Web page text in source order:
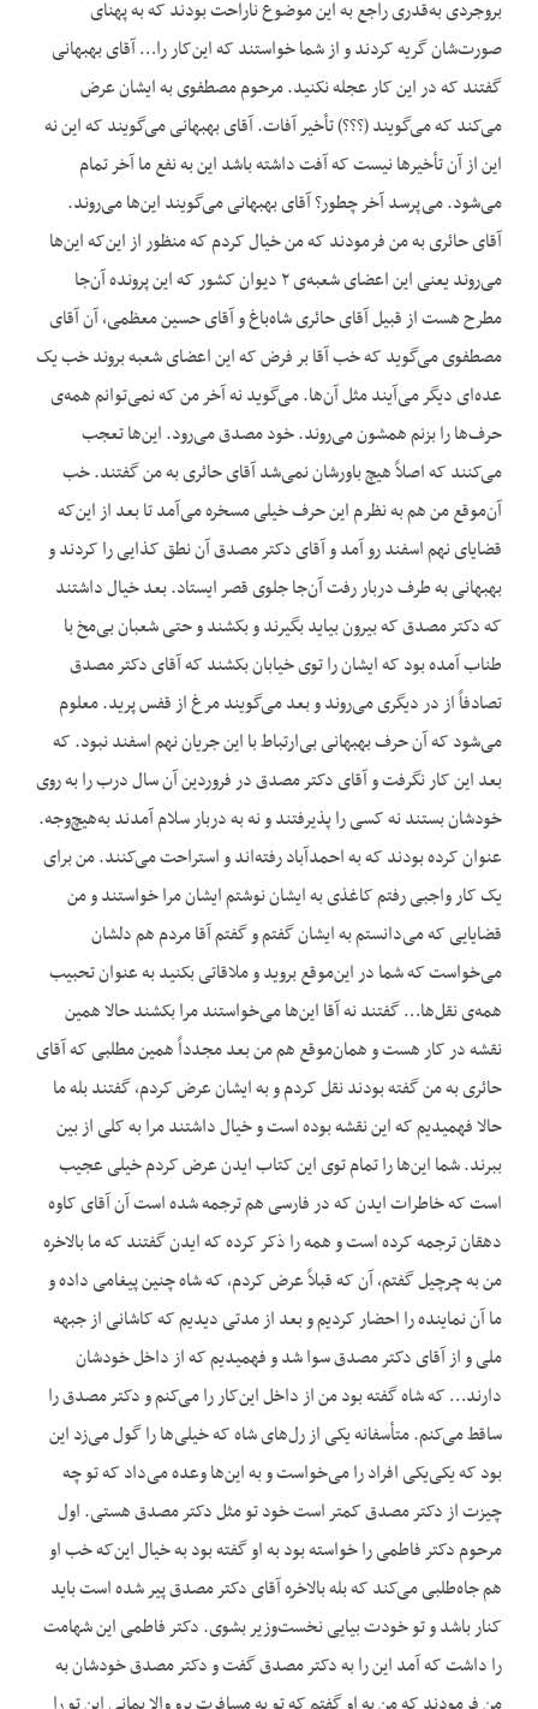
بروجردی به‌قدری راجع به این موضوع ناراحت بودند که به پهنای
صورت‌شان گریه کردند و از شما خواستند که این‌کار را… آقای بهبهانی
گفتند که در این کار عجله نکنید. مرحوم مصطفوی به ایشان عرض
می‌کند که می‌گویند (؟؟؟) تأخیر آفات. آقای بهبهانی می‌گویند که این نه
این از آن تأخیرها نیست که آفت داشته باشد این به نفع ما آخر تمام
می‌شود. می‌پرسد آخر چطور؟ آقای بهبهانی می‌گویند این‌ها می‌روند.
آقای حائری به من فرمودند که من خیال کردم که منظور از این‌که این‌ها
می‌روند یعنی این اعضای شعبه‌ی ۲ دیوان کشور که این پرونده آن‌جا
مطرح هست از قبیل آقای حائری شاه‌باغ و آقای حسین معظمی، آن آقای
مصطفوی می‌گوید که خب آقا بر فرض که این اعضای شعبه بروند خب یک
عده‌ای دیگر می‌آیند مثل آن‌ها. می‌گوید نه آخر من که نمی‌توانم همه‌ی
حرف‌ها را بزنم همشون می‌روند. خود مصدق می‌رود. این‌ها تعجب
می‌کنند که اصلاً هیچ باورشان نمی‌شد آقای حائری به من گفتند. خب
آن‌موقع من هم به نظرم این حرف خیلی مسخره می‌آمد تا بعد از این‌که
قضایای نهم اسفند رو آمد و آقای دکتر مصدق آن نطق کذایی را کردند و
بهبهانی به طرف دربار رفت آن‌جا جلوی قصر ایستاد. بعد خیال داشتند
که دکتر مصدق که بیرون بیاید بگیرند و بکشند و حتی شعبان بی‌مخ با
طناب آمده بود که ایشان را توی خیابان بکشند که آقای دکتر مصدق
تصادفاً از در دیگری می‌روند و بعد می‌گویند مرغ از قفس پرید. معلوم
می‌شود که آن حرف بهبهانی بی‌ارتباط با این جریان نهم اسفند نبود. که
بعد این کار نگرفت و آقای دکتر مصدق در فروردین آن سال درب را به روی
خودشان بستند نه کسی را پذیرفتند و نه به دربار سلام آمدند به‌هیچ‌وجه.
عنوان کرده بودند که به احمدآباد رفته‌اند و استراحت می‌کنند. من برای
یک کار واجبی رفتم کاغذی به ایشان نوشتم ایشان مرا خواستند و من
قضایایی که می‌دانستم به ایشان گفتم و گفتم آقا مردم هم دلشان
می‌خواست که شما در این‌موقع بروید و ملاقاتی بکنید به عنوان تحبیب
همه‌ی نقل‌ها… گفتند نه آقا این‌ها می‌خواستند مرا بکشند حالا همین
نقشه در کار هست و همان‌موقع هم من بعد مجدداً همین مطلبی که آقای
حائری به من گفته بودند نقل کردم و به ایشان عرض کردم، گفتند بله ما
حالا فهمیدیم که این نقشه بوده است و خیال داشتند مرا به کلی از بین
ببرند. شما این‌ها را تمام توی این کتاب ایدن عرض کردم خیلی عجیب
است که خاطرات ایدن که در فارسی هم ترجمه شده است آن آقای کاوه
دهقان ترجمه کرده است و همه را ذکر کرده که ایدن گفتند که ما بالاخره
من به چرچیل گفتم، آن که قبلاً عرض کردم، که شاه چنین پیغامی داده و
ما آن نماینده را احضار کردیم و بعد از مدتی دیدیم که کاشانی از جبهه
ملی و از آقای دکتر مصدق سوا شد و فهمیدیم که از داخل خودشان
دارند… که شاه گفته بود من از داخل این‌کار را می‌کنم و دکتر مصدق را
ساقط می‌کنم. متأسفانه یکی از رل‌های شاه که خیلی‌ها را گول می‌زد این
بود که یکی‌یکی افراد را می‌خواست و به این‌ها وعده می‌داد که تو چه
چیزت از دکتر مصدق کمتر است خود تو مثل دکتر مصدق هستی. اول
مرحوم دکتر فاطمی را خواسته بود به او گفته بود به خیال این‌که خب او
هم جاه‌طلبی می‌کند که بله بالاخره آقای دکتر مصدق پیر شده است باید
کنار باشد و تو خودت بیایی نخست‌وزیر بشوی. دکتر فاطمی این شهامت
را داشت که آمد این را به دکتر مصدق گفت و دکتر مصدق خودشان به